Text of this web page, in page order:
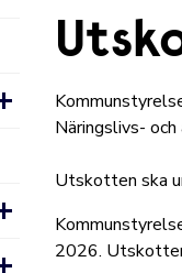
Näringslivs-
Utskotten ska
2026.